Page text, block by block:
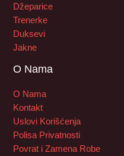
Džeparice
Trenerke
Duksevi
Jakne
O Nama
O Nama
Kontakt
Uslovi Korišćenja
Polisa Privatnosti
Povrat i Zamena Robe